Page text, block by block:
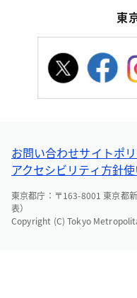
東
お問い合わせサイトポ
アクセシビリティ方針
東京都庁：〒163-8001 東京都
表）
Copyright (C) Tokyo